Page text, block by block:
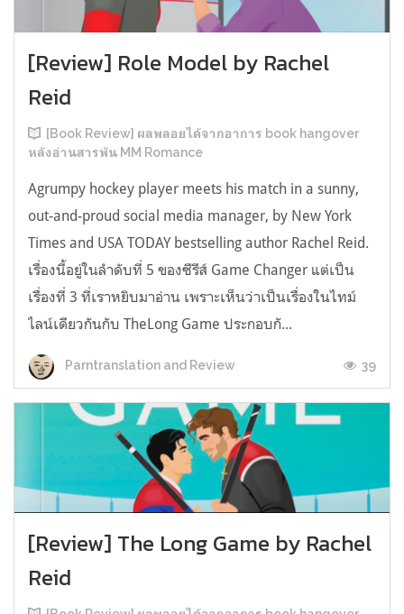
[Review] Role Model by Rachel
Reid
[Book Review] ผลพลอยได้จากอาการ book hangover
หลังอ่านสารพัน MM Romance
Agrumpy hockey player meets his match in a sunny,
out-and-proud social media manager, by New York
Times and USA TODAY bestselling author Rachel Reid.
เรื่องนี้อยู่ในลำดับที่ 5 ของซีรีส์ Game Changer แต่เป็น
เรื่องที่ 3 ที่เราหยิบมาอ่าน เพราะเห็นว่าเป็นเรื่องในไทม์
ไลน์เดียวกันกับ TheLong Game ประกอบกั...
Parntranslation and Review 39
[Review] The Long Game by Rachel
Reid